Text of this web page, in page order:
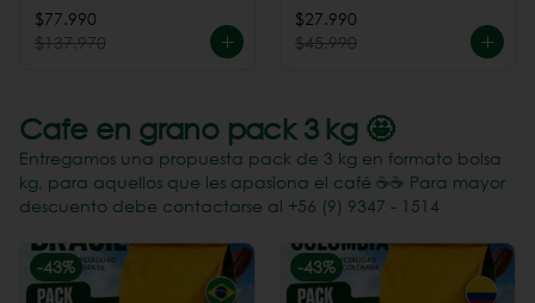
Perú
$77.990
$137.970
$27.990
$45.990
Cafe en grano pack 3 kg 🤩
Entregamos una propuesta pack de 3 kg en formato bolsa
kg, para aquellos que les apasiona el café ☕️☕️ Para mayor
descuento debe contactarse al +56 (9) 9347 - 1514
-43% -43%